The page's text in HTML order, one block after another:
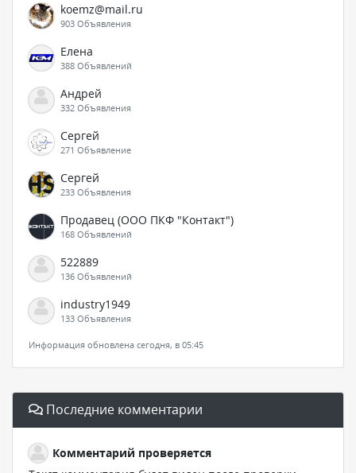
koemz@mail.ru
903 Объявления
Елена
388 Объявлений
Андрей
332 Объявления
Сергей
271 Объявление
Сергей
233 Объявления
Продавец (ООО ПКФ "Контакт")
168 Объявлений
522889
136 Объявлений
industry1949
133 Объявления
Информация обновлена сегодня, в 05:45
Последние комментарии
Комментарий проверяется